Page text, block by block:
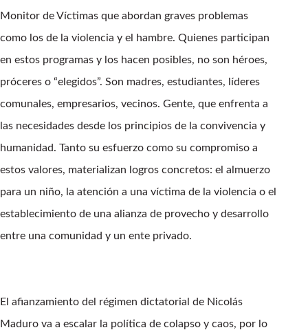
Monitor de Víctimas que abordan graves problemas
como los de la violencia y el hambre. Quienes participan
en estos programas y los hacen posibles, no son héroes,
próceres o “elegidos”. Son madres, estudiantes, líderes
comunales, empresarios, vecinos. Gente, que enfrenta a
las necesidades desde los principios de la convivencia y
humanidad. Tanto su esfuerzo como su compromiso a
estos valores, materializan logros concretos: el almuerzo
para un niño, la atención a una víctima de la violencia o el
establecimiento de una alianza de provecho y desarrollo
entre una comunidad y un ente privado.
El afianzamiento del régimen dictatorial de Nicolás
Maduro va a escalar la política de colapso y caos, por lo